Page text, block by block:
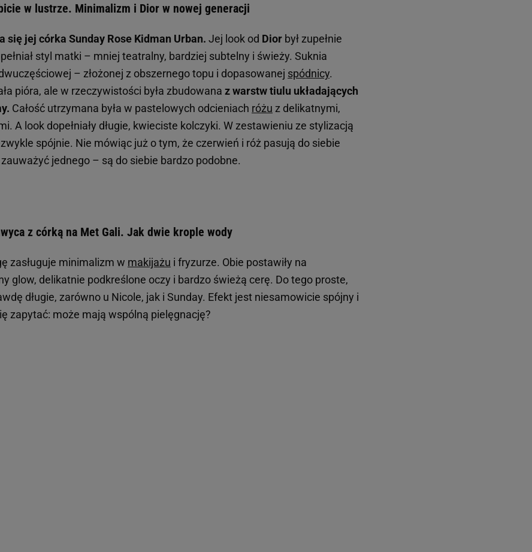
w lustrze. Minimalizm i Dior w nowej generacji
się jej córka Sunday Rose Kidman Urban. Jej look od Dior był zupełnie
styl matki – mniej teatralny, bardziej subtelny i świeży. Suknia
– złożonej z obszernego topu i dopasowanej spódnicy.
pióra, ale w rzeczywistości była zbudowana z warstw tiulu układających
Całość utrzymana była w pastelowych odcieniach różu z delikatnymi,
A look dopełniały długie, kwieciste kolczyki. W zestawieniu ze stylizacją
spójnie. Nie mówiąc już o tym, że czerwień i róż pasują do siebie
jednego – są do siebie bardzo podobne.
z córką na Met Gali. Jak dwie krople wody
zasługuje minimalizm w makijażu i fryzurze. Obie postawiły na
glow, delikatnie podkreślone oczy i bardzo świeżą cerę. Do tego proste,
długie, zarówno u Nicole, jak i Sunday. Efekt jest niesamowicie spójny i
zapytać: może mają wspólną pielęgnację?